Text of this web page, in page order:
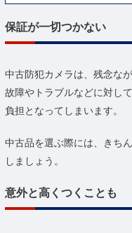
保証が一切つかない
中古防犯カメラは、残念な
故障やトラブルなどに対し
負担となってしまいます。
中古品を選ぶ際には、きち
しましょう。
意外と高くつくことも